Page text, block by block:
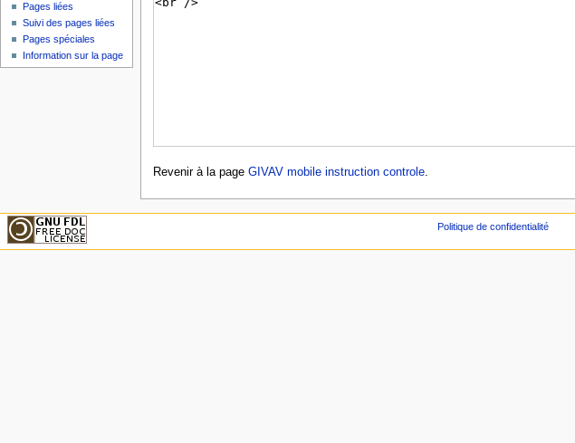
Revenir à la page GIVAV mobile instruction controle.
Pages liées
Suivi des pages liées
Pages spéciales
Information sur la page
Politique de confidentialité